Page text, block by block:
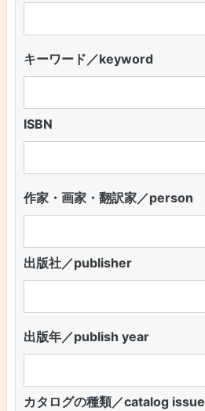
キーワード／keyword
ISBN
作家・画家・翻訳家／person
出版社／publisher
出版年／publish year
カタログの種類／catalog issue